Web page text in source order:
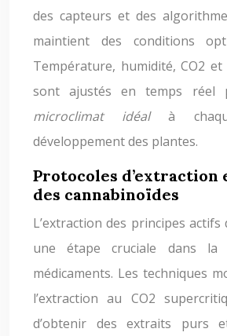
des capteurs et des
maintient des conditions
Température, humidité, CO2 et
sont ajustés en temps réel
microclimat idéalà
développement des plantes.
Protocoles d’extraction
des cannabinoïdes
L’extraction des principes
une étape cruciale dans la
médicaments. Les techniques
l’extraction au CO2
d’obtenir des extraits purs